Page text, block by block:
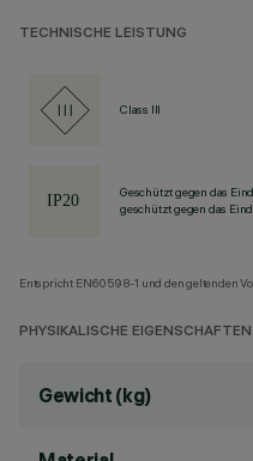
TECHNISCHE LEISTUNG
Class III
Geschützt gegen das
geschützt gegen das
Entspricht EN60598-1 und den geltenden
PHYSIKALISCHE EIGENSCHAFTEN
Gewicht (kg)